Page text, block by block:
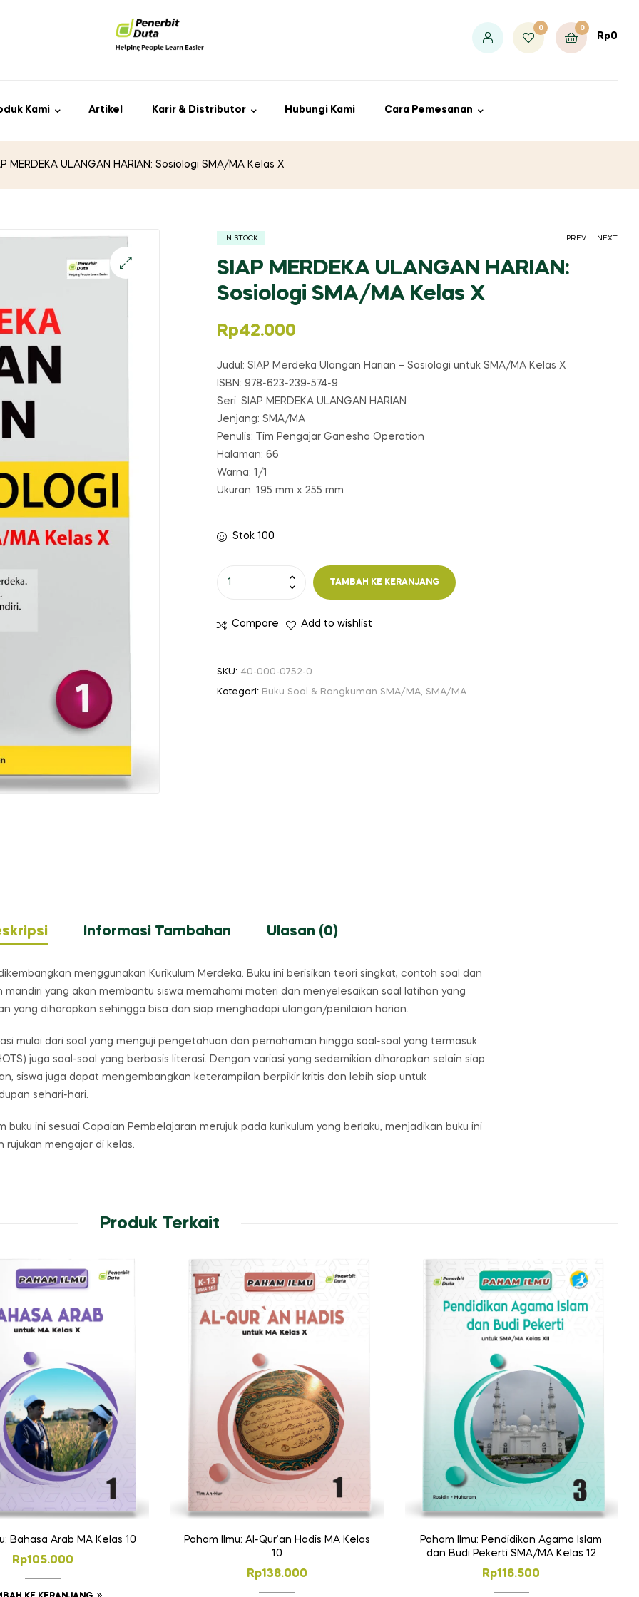
0 0
Rp0
Kami Artikel Karir & Distributor Hubungi Kami Cara Pemesanan
MERDEKA ULANGAN HARIAN: Sosiologi SMA/MA Kelas X
PREV . NEXT
IN STOCK
SIAP MERDEKA ULANGAN HARIAN:
Sosiologi SMA/MA Kelas X
Rp42.000
Judul: SIAP Merdeka Ulangan Harian – Sosiologi untuk SMA/MA Kelas X
ISBN: 978-623-239-574-9
Seri: SIAP MERDEKA ULANGAN HARIAN
Jenjang: SMA/MA
Penulis: Tim Pengajar Ganesha Operation
Halaman: 66
Warna: 1/1
Ukuran: 195 mm x 255 mm
Stok 100
ULANGAN
Kelas
TAMBAH KE KERANJANG
Compare Add to wishlist
SKU: 40-000-0752-0
Kategori: Buku Soal & Rangkuman SMA/MA, SMA/MA
Informasi Tambahan Ulasan (0)
menggunakan Kurikulum Merdeka. Buku ini berisikan teori singkat, contoh soal dan
yang akan membantu siswa memahami materi dan menyelesaikan soal latihan yang
yang diharapkan sehingga bisa dan siap menghadapi ulangan/penilaian harian.
mulai dari soal yang menguji pengetahuan dan pemahaman hingga soal-soal yang termasuk
juga soal-soal yang berbasis literasi. Dengan variasi yang sedemikian diharapkan selain siap
siswa juga dapat mengembangkan keterampilan berpikir kritis dan lebih siap untuk
sehari-hari.
ini sesuai Capaian Pembelajaran merujuk pada kurikulum yang berlaku, menjadikan buku ini
rujukan mengajar di kelas.
Produk Terkait
Bahasa Arab MA Kelas 10
Rp105.000
Paham Ilmu: Al-Qur’an Hadis MA Kelas
10
Rp138.000
Paham Ilmu: Pendidikan Agama Islam
dan Budi Pekerti SMA/MA Kelas 12
Rp116.500